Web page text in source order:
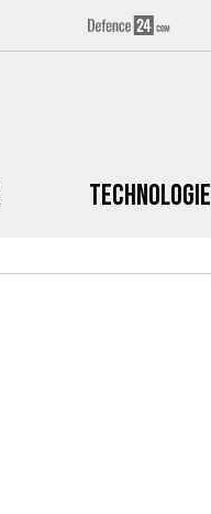
Technologie